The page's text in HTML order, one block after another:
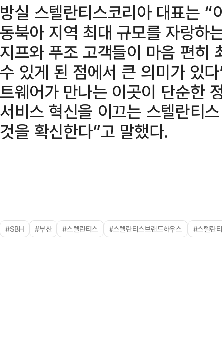
방실 스텔란티스코리아 대표는
동북아 지역 최대 규모를 자랑하
지프와 푸조 고객들이 마음 편히
수 있게 된 점에서 큰 의미가 있
트웨어가 만나는 이곳이 단순한
서비스 혁신을 이끄는 스텔란티
것을 확신한다”고 말했다.
#SBH #부산 #스텔란티스 #스텔란티스브랜드하우스 #스텔란